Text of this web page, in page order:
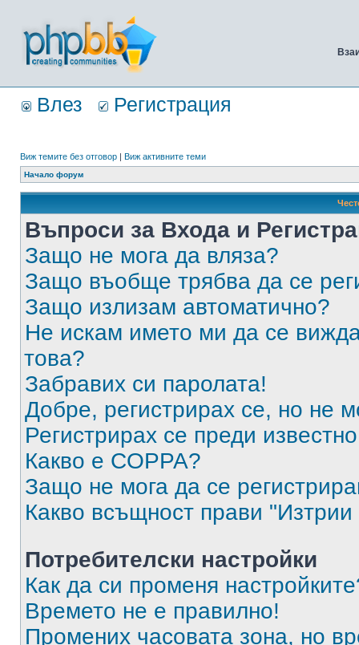
Влез Регистрация
Виж темите без отговор | Виж активните теми
Начало форум
Въпроси за Входа и
Защо не мога да вляза?
Защо въобще трябва да се
Защо излизам автоматично?
Не искам името ми да се
това?
Забравих си паролата!
Добре, регистрирах се, но не
Регистрирах се преди
Какво е COPPA?
Защо не мога да се
Какво всъщност прави "Изтрии
Потребителски настройки
Как да си променя
Времето не е правилно!
Промених часовата зона, но